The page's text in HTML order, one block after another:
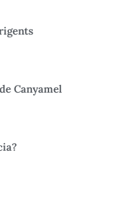
Canyamel